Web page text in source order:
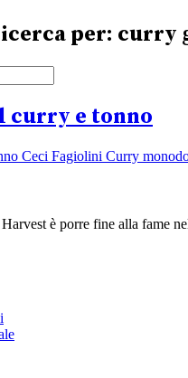
per: curry
curry e tonno
Ceci Fagiolini Curry
è porre fine alla fame